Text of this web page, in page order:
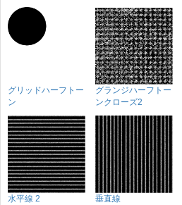
グリッドハーフトー
ン
グランジハーフトー
ンクローズ2
水平線 2 垂直線